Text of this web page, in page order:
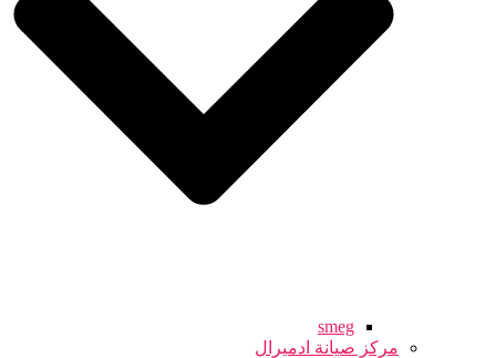
smeg
مركز صيانة ادميرال